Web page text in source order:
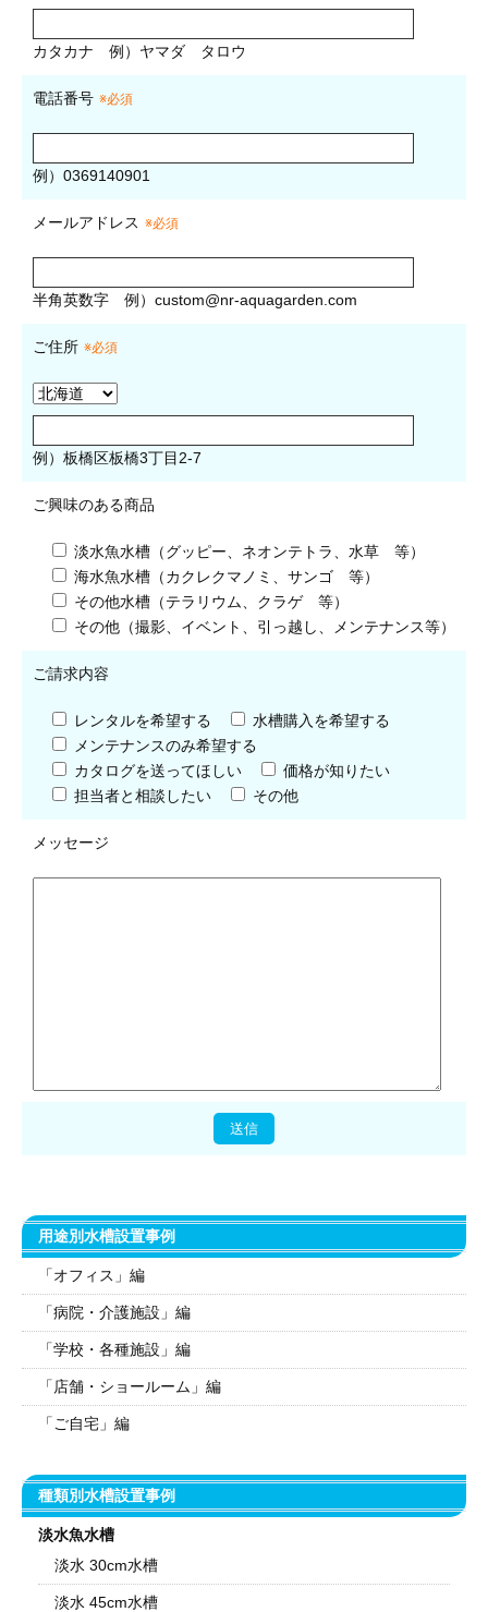
カタカナ 例）ヤマダ タロウ
電話番号 ※必須
例）0369140901
メールアドレス ※必須
半角英数字 例） custom@nr-aquagarden.com
ご住所 ※必須
例）板橋区板橋3丁目2-7
ご興味のある商品
淡水魚水槽（グッピー、ネオンテトラ、水草 等）
海水魚水槽（カクレクマノミ、サンゴ 等）
その他水槽（テラリウム、クラゲ 等）
その他（撮影、イベント、引っ越し、メンテナンス等）
ご請求内容
レンタルを希望する
水槽購入を希望する
メンテナンスのみ希望する
カタログを送ってほしい
価格が知りたい
担当者と相談したい
その他
メッセージ
用途別水槽設置事例
「オフィス」編
「病院・介護施設」編
「学校・各種施設」編
「店舗・ショールーム」編
「ご自宅」編
種類別水槽設置事例
淡水魚水槽
淡水 30cm水槽
淡水 45cm水槽